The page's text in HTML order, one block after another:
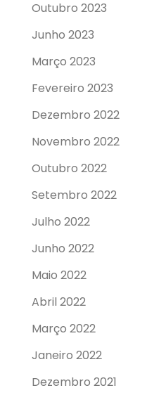
Outubro 2023
Junho 2023
Março 2023
Fevereiro 2023
Dezembro 2022
Novembro 2022
Outubro 2022
Setembro 2022
Julho 2022
Junho 2022
Maio 2022
Abril 2022
Março 2022
Janeiro 2022
Dezembro 2021